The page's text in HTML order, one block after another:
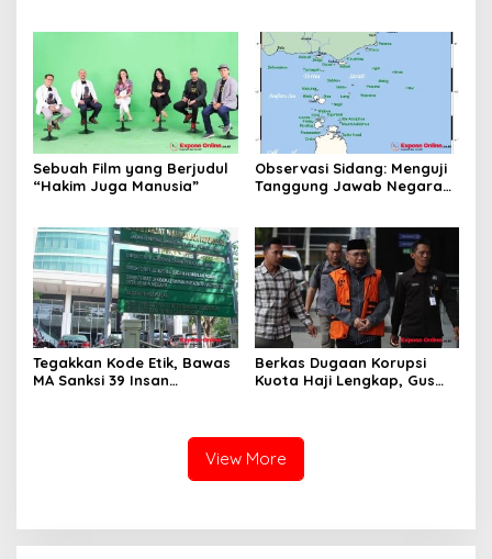
Upaya Hukum
Sebuah Film yang Berjudul
“Hakim Juga Manusia”
Observasi Sidang: Menguji
Tanggung Jawab Negara
Tegakkan Kode Etik, Bawas
MA Sanksi 39 Insan
Berkas Dugaan Korupsi
Kuota Haji Lengkap, Gus
View More